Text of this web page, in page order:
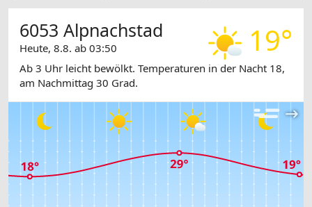
19°
6053 Alpnachstad
Heute, 8.8. ab 03:50
Ab 3 Uhr leicht bewölkt. Temperaturen in der Nacht 18,
am Nachmittag 30 Grad.